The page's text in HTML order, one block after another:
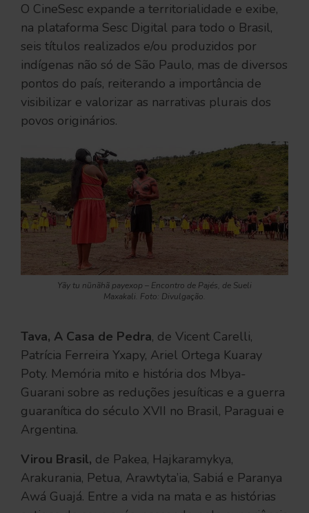
O CineSesc expande a territorialidade e exibe,
na plataforma Sesc Digital para todo o Brasil,
seis títulos realizados e/ou produzidos por
indígenas não só de São Paulo, mas de diversos
pontos do país, reiterando a importância de
visibilizar e valorizar as narrativas plurais dos
povos originários.
Yãy tu nũnãhã payexop – Encontro de Pajés , de Sueli
Maxakali. Foto: Divulgação.
Tava, A Casa de Pedra, de Vicent Carelli,
Patrícia Ferreira Yxapy, Ariel Ortega Kuaray
Poty. Memória mito e história dos Mbya-
Guarani sobre as reduções jesuíticas e a guerra
guaranítica do século XVII no Brasil, Paraguai e
Argentina.
Virou Brasil, de Pakea, Hajkaramykya,
Arakurania, Petua, Arawtyta’ia, Sabiá e Paranya
Awá Guajá. Entre a vida na mata e as histórias